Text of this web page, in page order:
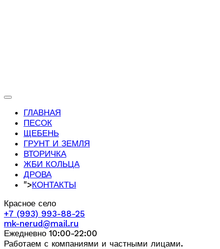
ГЛАВНАЯ
ПЕСОК
ЩЕБЕНЬ
ГРУНТ И ЗЕМЛЯ
ВТОРИЧКА
ЖБИ КОЛЬЦА
ДРОВА
">КОНТАКТЫ
Красное село
+7 (993) 993-88-25
mk-nerud@mail.ru
Ежедневно 10:00-22:00
Работаем с компаниями и частными лицами.